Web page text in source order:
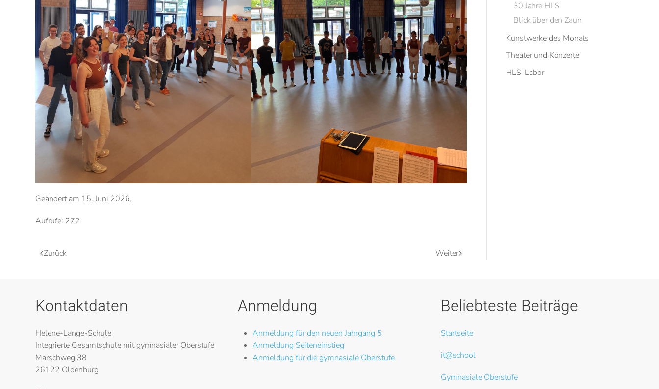
Geändert am 15. Juni 2026.
Aufrufe: 272
Zurück Weiter
30 Jahre HLS
Blick über den Zaun
Kunstwerke des Monats
Theater und Konzerte
HLS-Labor
Kontaktdaten
Helene-Lange-Schule
Integrierte Gesamtschule mit gymnasialer Oberstufe
Marschweg 38
26122 Oldenburg
Anmeldung
Anmeldung für den neuen Jahrgang 5
Anmeldung Seiteneinstieg
Anmeldung für die gymnasiale Oberstufe
Beliebteste Beiträge
Startseite
it@school
Gymnasiale Oberstufe